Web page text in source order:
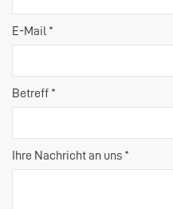
E-Mail *
Betreff *
Ihre Nachricht an uns *